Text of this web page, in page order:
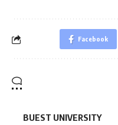
Facebook
BUEST UNIVERSITY